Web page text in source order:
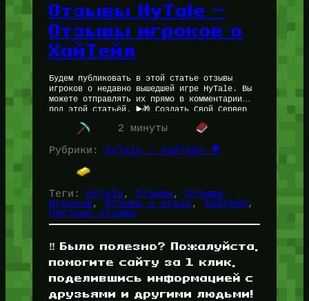
Отзывы HyTale —
Отзывы игроков о
ХайТейл
Будем публиковать в этой статье отзывы
игроков о недавно вышедшей игре HyTale. Вы
можете отправлять их прямо в комментарии
под этой статьёй. ▶️🎁 Создать Свой Сервер
ХайТейл Отзыв о HyTale…
2 минуты
Рубрики: HyTale / ХайТейл 🌳
Теги: HyTale, Отзывы, Отзывы
Игроков, Отзывы о играх, ХайТейл
Честные отзывы
‼️ Было полезно? Пожалуйста,
помогите сайту за 1 клик,
поделившись информацией с
друзьями и другими людьми!